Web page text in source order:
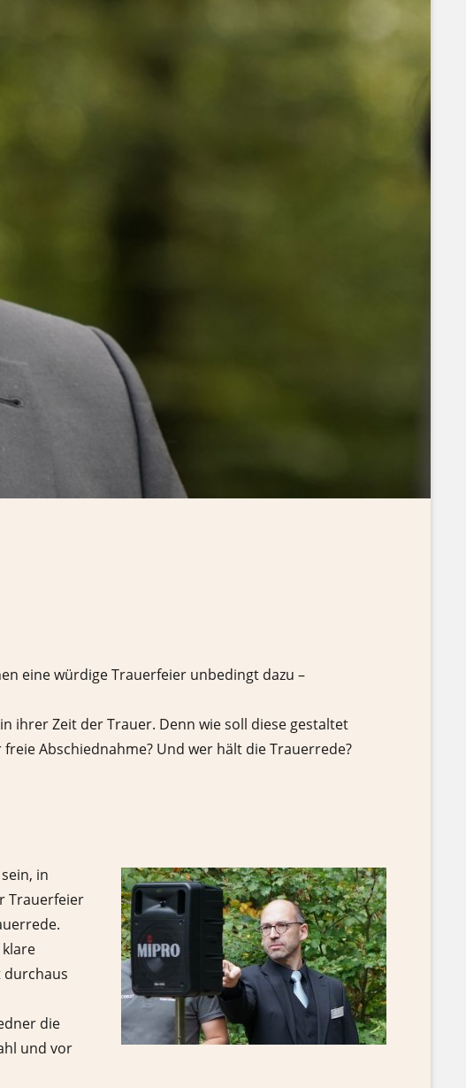
eine würdige Trauerfeier unbedingt dazu –
ihrer Zeit der Trauer. Denn wie soll diese gestaltet
Abschiednahme? Und wer hält die Trauerrede?
in
Trauerfeier
durchaus
die
und vor